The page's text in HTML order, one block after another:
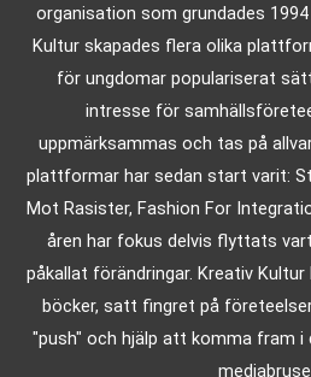
organisation som grundades
Kultur skapades flera olika
för ungdomar populariserat
intresse för
uppmärksammas och tas på
plattformar har sedan start varit:
Mot Rasister, Fashion For
åren har fokus delvis flyttats
påkallat förändringar. Kreativ
böcker, satt fingret på
"push" och hjälp att komma fram